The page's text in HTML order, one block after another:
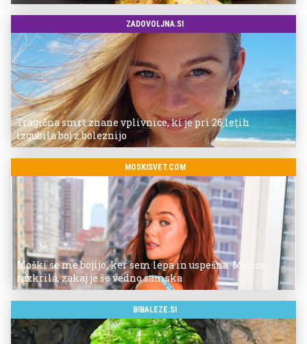
ZADOVOLJNA.SI
Tragična smrt znane vplivnice, ki je pri 26 letih
izgubila boj z boleznijo
MOSKISVET.COM
Moški se me bojijo, ker sem lepa in uspešna: Misica
razkrila, zakaj je še vedno samska
BIBALEZE.SI